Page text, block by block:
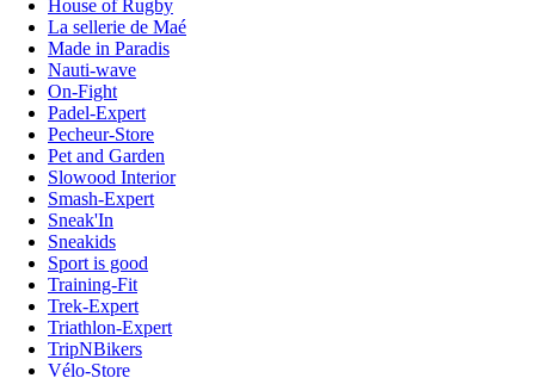
House of Rugby
La sellerie de Maé
Made in Paradis
Nauti-wave
On-Fight
Padel-Expert
Pecheur-Store
Pet and Garden
Slowood Interior
Smash-Expert
Sneak'In
Sneakids
Sport is good
Training-Fit
Trek-Expert
Triathlon-Expert
TripNBikers
Vélo-Store